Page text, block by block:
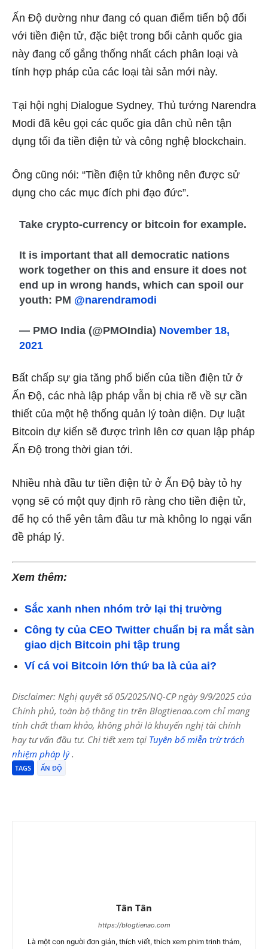
Ấn Độ dường như đang có quan điểm tiến bộ đối
với tiền điện tử, đặc biệt trong bối cảnh quốc gia
này đang cố gắng thống nhất cách phân loại và
tính hợp pháp của các loại tài sản mới này.
Tại hội nghị Dialogue Sydney, Thủ tướng Narendra
Modi đã kêu gọi các quốc gia dân chủ nên tận
dụng tối đa tiền điện tử và công nghệ blockchain.
Ông cũng nói: “Tiền điện tử không nên được sử
dụng cho các mục đích phi đạo đức”.
Take crypto-currency or bitcoin for example.
It is important that all democratic nations
work together on this and ensure it does not
end up in wrong hands, which can spoil our
youth: PM @narendramodi
— PMO India (@PMOIndia) November 18,
2021
Bất chấp sự gia tăng phổ biến của tiền điện tử ở
Ấn Độ, các nhà lập pháp vẫn bị chia rẽ về sự cần
thiết của một hệ thống quản lý toàn diện. Dự luật
Bitcoin dự kiến ​​sẽ được trình lên cơ quan lập pháp
Ấn Độ trong thời gian tới.
Nhiều nhà đầu tư tiền điện tử ở Ấn Độ bày tỏ hy
vọng sẽ có một quy định rõ ràng cho tiền điện tử,
để họ có thể yên tâm đầu tư mà không lo ngại vấn
đề pháp lý.
Xem thêm:
Sắc xanh nhen nhóm trở lại thị trường
Công ty của CEO Twitter chuẩn bị ra mắt sàn
giao dịch Bitcoin phi tập trung
Ví cá voi Bitcoin lớn thứ ba là của ai?
Disclaimer: Nghị quyết số 05/2025/NQ-CP ngày 9/9/2025 của
Chính phủ, toàn bộ thông tin trên Blogtienao.com chỉ mang
tính chất tham khảo, không phải là khuyến nghị tài chính
hay tư vấn đầu tư. Chi tiết xem tại Tuyên bố miễn trừ trách
nhiệm pháp lý.
TAGS ẤN ĐỘ
Tân Tân
https://blogtienao.com
Là một con người đơn giản, thích viết, thích xem phim trinh thám,